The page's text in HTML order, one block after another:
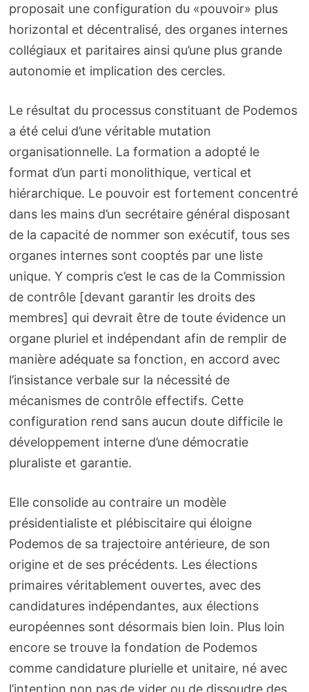
proposait une configuration du «pouvoir» plus
horizontal et décentralisé, des organes internes
collégiaux et paritaires ainsi qu’une plus grande
autonomie et implication des cercles.
Le résultat du processus constituant de Podemos
a été celui d’une véritable mutation
organisationnelle. La formation a adopté le
format d’un parti monolithique, vertical et
hiérarchique. Le pouvoir est fortement concentré
dans les mains d’un secrétaire général disposant
de la capacité de nommer son exécutif, tous ses
organes internes sont cooptés par une liste
unique. Y compris c’est le cas de la Commission
de contrôle [devant garantir les droits des
membres] qui devrait être de toute évidence un
organe pluriel et indépendant afin de remplir de
manière adéquate sa fonction, en accord avec
l’insistance verbale sur la nécessité de
mécanismes de contrôle effectifs. Cette
configuration rend sans aucun doute difficile le
développement interne d’une démocratie
pluraliste et garantie.
Elle consolide au contraire un modèle
présidentialiste et plébiscitaire qui éloigne
Podemos de sa trajectoire antérieure, de son
origine et de ses précédents. Les élections
primaires véritablement ouvertes, avec des
candidatures indépendantes, aux élections
européennes sont désormais bien loin. Plus loin
encore se trouve la fondation de Podemos
comme candidature plurielle et unitaire, né avec
l’intention non pas de vider ou de dissoudre des